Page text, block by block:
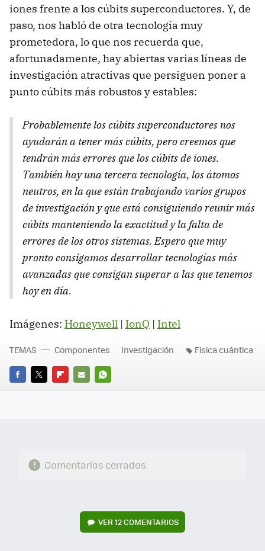
iones frente a los cúbits superconductores. Y, de
paso, nos habló de otra tecnología muy
prometedora, lo que nos recuerda que,
afortunadamente, hay abiertas varias líneas de
investigación atractivas que persiguen poner a
punto cúbits más robustos y estables:
Probablemente los cúbits superconductores nos
ayudarán a tener más cúbits, pero creemos que
tendrán más errores que los cúbits de iones.
También hay una tercera tecnología, los átomos
neutros, en la que están trabajando varios grupos
de investigación y que está consiguiendo reunir más
cúbits manteniendo la exactitud y la falta de
errores de los otros sistemas. Espero que muy
pronto consigamos desarrollar tecnologías más
avanzadas que consigan superar a las que tenemos
hoy en día.
Imágenes: Honeywell | IonQ | Intel
FACEBOOK
TWITTERFLIPBOARD
E-
WHATSAPP
TEMAS Componentes Investigación Física cuántica
Comentarios cerrados
VER12 COMENTARIOS